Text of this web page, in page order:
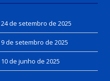
24 de setembro de 2025
9 de setembro de 2025
10 de junho de 2025